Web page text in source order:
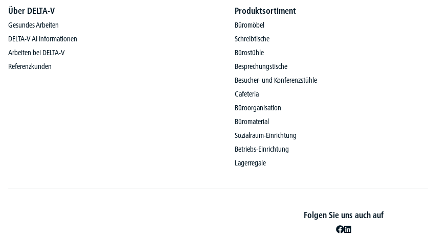
Über DELTA-V
Gesundes Arbeiten
DELTA-V AI Informationen
Arbeiten bei DELTA-V
Referenzkunden
Produktsortiment
Büromöbel
Schreibtische
Bürostühle
Besprechungstische
Besucher- und Konferenzstühle
Cafeteria
Büroorganisation
Büromaterial
Sozialraum-Einrichtung
Betriebs-Einrichtung
Lagerregale
Folgen Sie uns auch auf